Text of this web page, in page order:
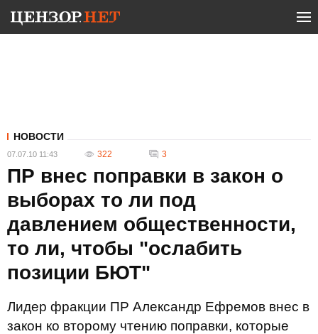
НОВОСТИ
07.07.10 11:43 322 3
ПР внес поправки в закон о
выборах то ли под
давлением общественности,
то ли, чтобы "ослабить
позиции БЮТ"
Лидер фракции ПР Александр Ефремов внес в
закон ко второму чтению поправки, которые